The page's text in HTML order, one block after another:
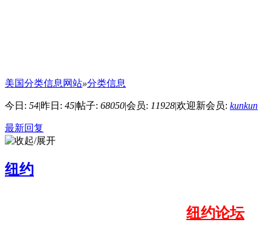
美国分类信息网站»分类信息
今日: 54|昨日: 45|帖子: 68050|会员: 11928|欢迎新会员: kunkun
最新回复
纽约
纽约论坛